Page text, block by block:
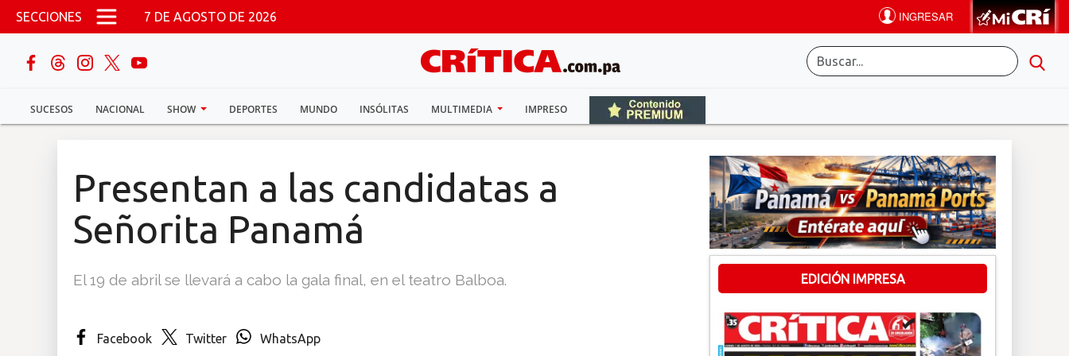
Pasar al contenido principal
SECCIONES 7 DE AGOSTO DE 2026
SUCESOS NACIONAL SHOW DEPORTES MUNDO INSÓLITAS MULTIMEDIA IMPRESO
buscar
Sucesos
Presentan a las candidatas a
Señorita Panamá
El 19 de abril se llevará a cabo la gala final, en el teatro Balboa.
Facebook Twitter WhatsApp
EDICIÓN IMPRESA